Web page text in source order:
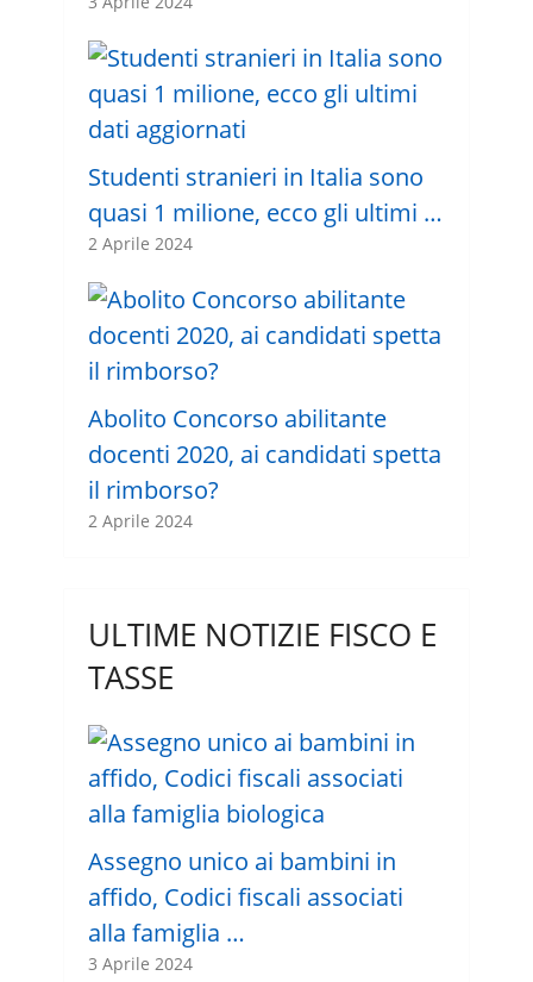
Studenti stranieri in Italia sono
quasi 1 milione, ecco gli ultimi …
2 Aprile 2024
Abolito Concorso abilitante
docenti 2020, ai candidati spetta
il rimborso?
2 Aprile 2024
ULTIME NOTIZIE FISCO E
TASSE
Assegno unico ai bambini in
affido, Codici fiscali associati
alla famiglia …
3 Aprile 2024